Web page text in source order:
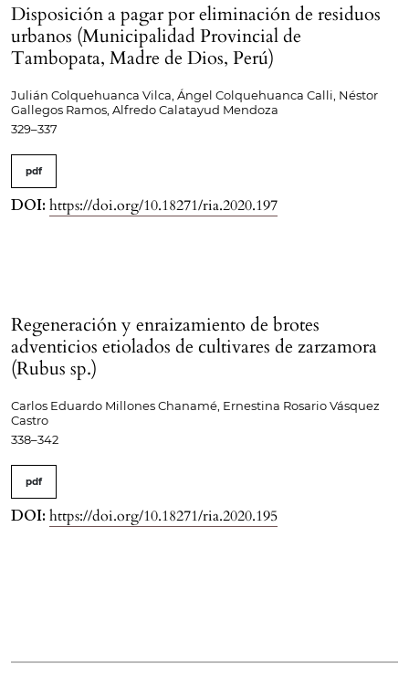
Disposición a pagar por eliminación de residuos
urbanos (Municipalidad Provincial de
Tambopata, Madre de Dios, Perú)
Julián Colquehuanca Vilca, Ángel Colquehuanca Calli, Néstor
Gallegos Ramos, Alfredo Calatayud Mendoza
329–337
pdf
DOI: https://doi.org/10.18271/ria.2020.197
Regeneración y enraizamiento de brotes
adventicios etiolados de cultivares de zarzamora
(Rubus sp.)
Carlos Eduardo Millones Chanamé, Ernestina Rosario Vásquez
Castro
338–342
pdf
DOI: https://doi.org/10.18271/ria.2020.195